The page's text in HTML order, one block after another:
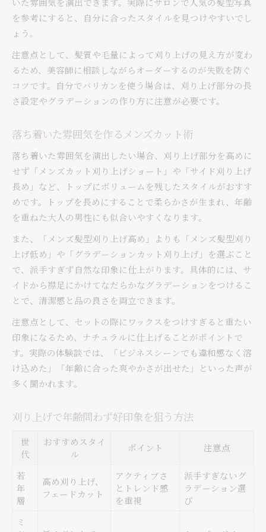
を参考にすると、自分に合ったスタイルを見つけやすいでし
ょう。
注意点として、髪質や毛量によって刈り上げの見え方が変わ
るため、美容師に相談しながらオーダーするのが失敗を防ぐ
コツです。自分でバリカンを使う場合は、刈り上げ部分の長
さ設定やグラデーションの作り方に注意が必要です。
落ち着いた雰囲気を作るメンズカット術
落ち着いた雰囲気を演出したい場合、刈り上げ部分を高めに
せず「メンズカット刈り上げショート」や「サイド刈り上げ
長め」など、トップにボリュームを残したスタイルがおすす
めです。トップを長めにすることで柔らかさが生まれ、年齢
を重ねた大人の男性にも似合いやすくなります。
また、「メンズ髪型刈り上げ高め」よりも「メンズ髪型刈り
上げ低め」や「グラデーションカット刈り上げ」を選ぶこと
で、派手すぎず自然な印象に仕上がります。具体的には、サ
イドから襟足にかけてなだらかなグラデーションをつけるこ
とで、清潔感と品の良さを両立できます。
注意点として、セットの際にワックスをつけすぎると重たい
印象になるため、ナチュラルに仕上げることがポイントで
す。実際の体験談では、「ビジネスシーンでも違和感なく溶
け込めた」「年齢に合った爽やかさが出せた」といった声が
多く聞かれます。
刈り上げで年齢問わず好印象を狙う方法
世
代
おすすめスタイ
ル
ポイント 注意点
若
年
層
高め刈り上げ、
フェードカット
アクティブさ
とトレンド感
を重視
派手すぎないグ
ラデーション選
び
ミ